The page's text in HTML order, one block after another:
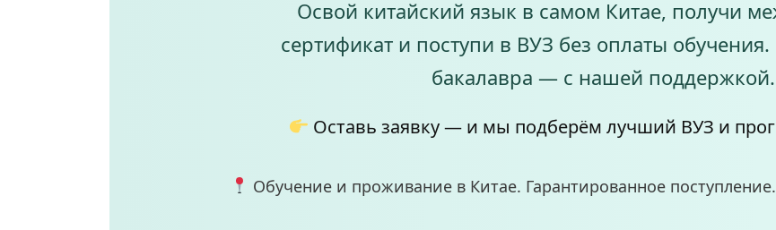
Освой китайский язык в самом Китае, получи
сертификат и поступи в ВУЗ без оплаты обучения.
бакалавра — с нашей поддержкой.
Оставь заявку — и мы подберём лучший ВУЗ и
Обучение и проживание в Китае. Гарантированное